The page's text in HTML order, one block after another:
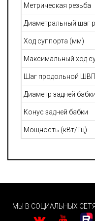
Метрическая резьба
Диаметральный шаг
Ход суппорта (мм)
Максимальный ход
Шаг продольной
Диаметр задней
Конус задней бабки
Мощность (кВт/Гц)
МЫ В СОЦИАЛЬНЫХ